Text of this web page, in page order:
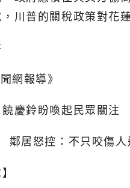
川普的關稅政策對花
網報導》
慶鈴盼喚起民眾關注
居怒控：不只咬傷人